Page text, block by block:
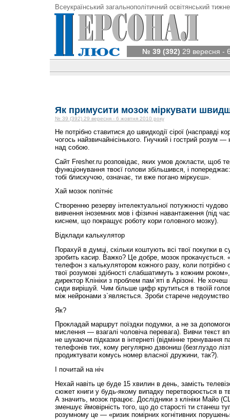
Всеукраїнський загальнополітичний освітянський
№ 39 (392) 29 вересня -
Як примусити мозок міркувати
№ 39 (392) 29 вересня - 6 жовтня 2010 року
Не потрібно ставитися до швидкодії сірої (насправді
чогось найзвичайнісінького. Гнучкий і гострий розум
над собою.
Сайт Fresher.ru розповідає, яких умов докласти, щоб
функціонування твоєї голови збільшився, і
тобі блискучою, означає, ти вже погано міркуєш».
Хай мозок попітніє
Створенню резерву інтелектуальної потужності
вивчення іноземних мов і фізичні навантаження (під
киснем, що покращує роботу кори головного мозку).
Відклади калькулятор
Порахуй в думці, скільки коштують всі твої покупки в
зробить касир. Важко? Це добре, мозок прокачується.
телефон з калькулятором кожного разу, коли потрібно
твої розумові здібності слабшатимуть з кожним
директор Клініки з проблем пам`яті в Арізоні. Не
сиди вирішуй. Чим більше цифр крутиться в твоїй
між нейронами з`являється. Зроби старече
Як?
Прокладай маршрут поїздки подумки, а не за
мислення — взагалі чоловіча перевага). Вивчи текст
не шукаючи підказки в інтернеті (відмінне тренування
телефонів тих, кому регулярно дзвониш (безглуздо
продиктувати комусь номер власної дружини, так?).
І почитай на ніч
Нехай навіть це буде 15 хвилин в день, замість
сюжет книги у будь-якому випадку перетворюється в
А значить, мозок працює. Дослідники з клініки Майо
зменшує ймовірність того, що до старості ти станеш
розумному це — «ризик помірних когнітивних